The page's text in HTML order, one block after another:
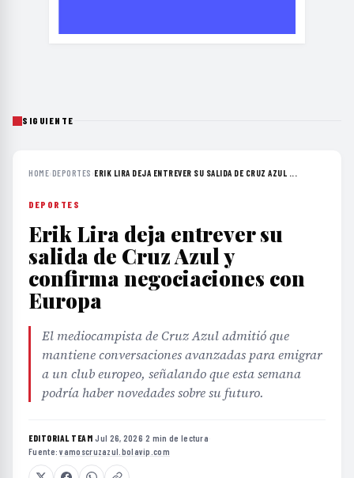
SIGUIENTE
HOME›DEPORTES ›ERIK LIRA DEJA ENTREVER SU SALIDA DE CRUZ AZUL ...
DEPORTES
Erik Lira deja entrever su
salida de Cruz Azul y
confirma negociaciones con
Europa
El mediocampista de Cruz Azul admitió que
mantiene conversaciones avanzadas para emigrar
a un club europeo, señalando que esta semana
podría haber novedades sobre su futuro.
EDITORIAL TEAM·Jul 26, 2026·2 min de lectura·
Fuente:vamoscruzazul.bolavip.com